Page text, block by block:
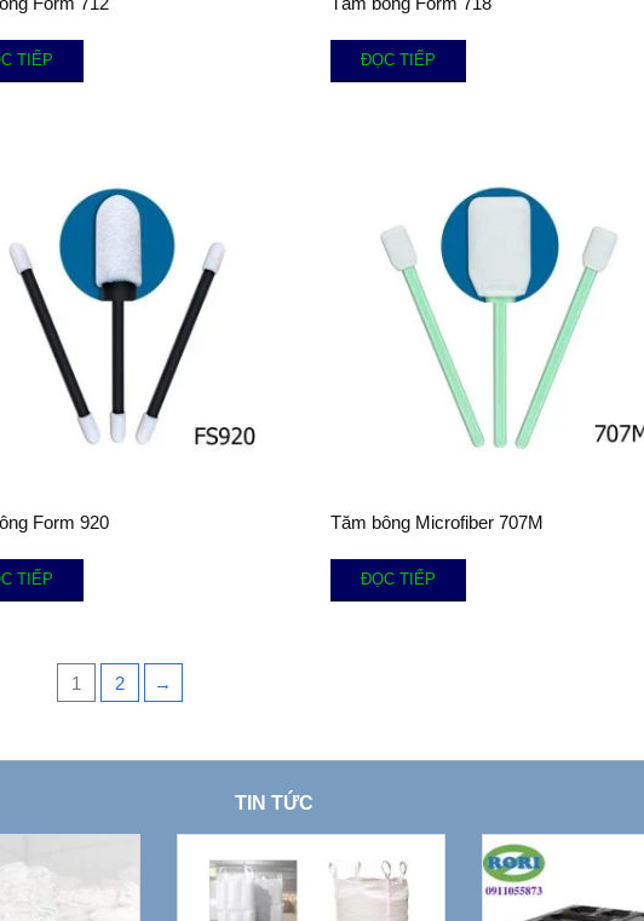
TIẾP ĐỌC TIẾP
Form 920
TIẾP
Tăm bông Microfiber 707M
ĐỌC TIẾP
1 2 →
TIN TỨC